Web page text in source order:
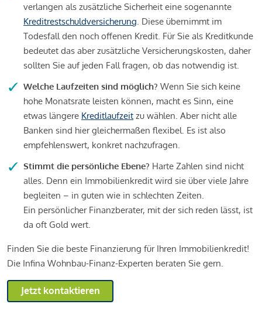
verlangen als zusätzliche Sicherheit eine sogenannte
Kreditrestschuldversicherung. Diese übernimmt im
Todesfall den noch offenen Kredit. Für Sie als Kreditkunde
bedeutet das aber zusätzliche Versicherungskosten, daher
sollten Sie auf jeden Fall fragen, ob das notwendig ist.
Welche Laufzeiten sind möglich? Wenn Sie sich keine
hohe Monatsrate leisten können, macht es Sinn, eine
etwas längere Kreditlaufzeit zu wählen. Aber nicht alle
Banken sind hier gleichermaßen flexibel. Es ist also
empfehlenswert, konkret nachzufragen.
Stimmt die persönliche Ebene? Harte Zahlen sind nicht
alles. Denn ein Immobilienkredit wird sie über viele Jahre
begleiten – in guten wie in schlechten Zeiten.
Ein persönlicher Finanzberater, mit der sich reden lässt, ist
da oft Gold wert.
Finden Sie die beste Finanzierung für Ihren Immobilienkredit!
Die Infina Wohnbau-Finanz-Experten beraten Sie gern.
Jetzt kontaktieren